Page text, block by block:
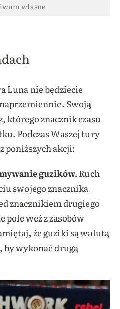
własne
Luna nie będziecie
Swoją
którego znacznik czasu
Podczas Waszej tury
poniższych akcji:
guzików. Ruch
swojego znacznika
znacznikiem drugiego
pole weź z zasobów
że guziki są walutą
by wykonać drugą